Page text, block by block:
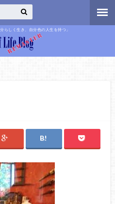
らしく生き、自分色の人生を持つ」